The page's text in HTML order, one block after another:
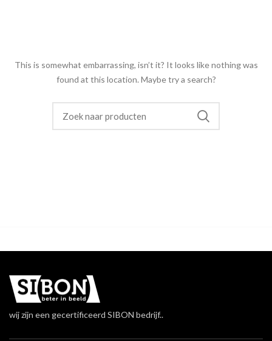
This is somewhat embarrassing, isn’t it? It looks like nothing was
found at this location. Maybe try a search?
wij zijn een gecertificeerd SIBON bedrijf..